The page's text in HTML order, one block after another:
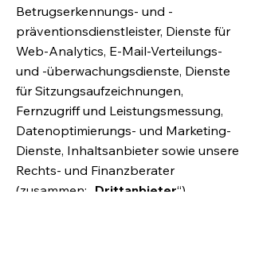
Betrugserkennungs- und -
präventionsdienstleister, Dienste für
Web-Analytics, E-Mail-Verteilungs-
und -überwachungsdienste, Dienste
für Sitzungsaufzeichnungen,
Fernzugriff und Leistungsmessung,
Datenoptimierungs- und Marketing-
Dienste, Inhaltsanbieter sowie unsere
Rechts- und Finanzberater
(zusammen: „ Drittanbieter“).